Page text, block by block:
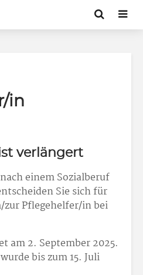
in
verlängert
einem Sozialberuf
Sie sich für
zur Pflegehelfer/in bei
am 2. September 2025.
bis zum 15. Juli